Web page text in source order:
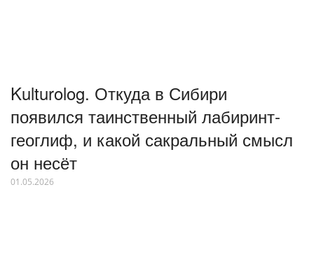
Kulturolog. Откуда в Сибири
появился таинственный лабиринт-
геоглиф, и какой сакральный смысл
он несёт
01.05.2026